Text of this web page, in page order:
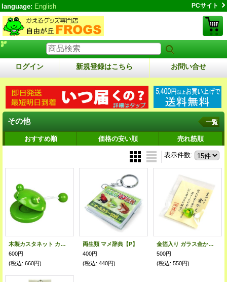
language: English PCサイト
ログイン 新規登録はこちら お問い合せ
その他 一覧
おすすめ順 価格の安い順 売れ筋順
表示件数:
木製カスタネット カエル
600円
(税込: 660円)
両生類 マメ辞典【P】
400円
(税込: 440円)
金箔入り ガラス金かえる
500円
(税込: 550円)